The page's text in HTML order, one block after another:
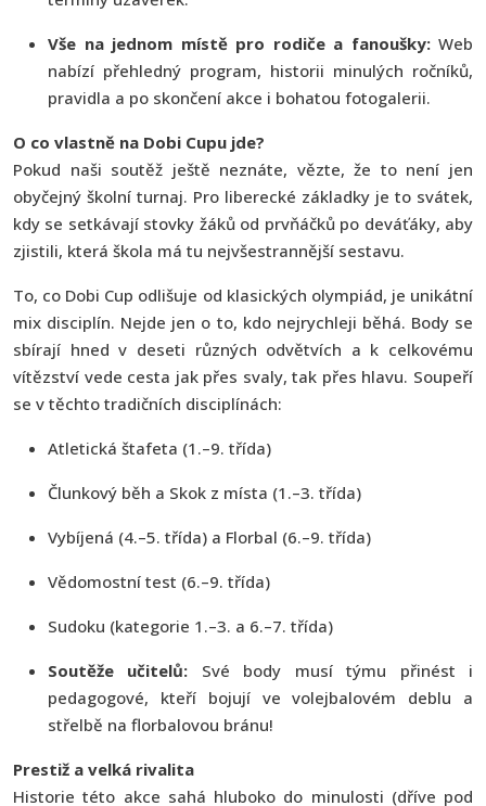
Vše na jednom místě pro rodiče a fanoušky:Web
nabízí přehledný program, historii minulých ročníků,
pravidla a po skončení akce i bohatou fotogalerii.
O co vlastně na Dobi Cupu jde?
Pokud naši soutěž ještě neznáte, vězte, že to není jen
obyčejný školní turnaj. Pro liberecké základky je to svátek,
kdy se setkávají stovky žáků od prvňáčků po deváťáky, aby
zjistili, která škola má tu nejvšestrannější sestavu.
To, co Dobi Cup odlišuje od klasických olympiád, je unikátní
mix disciplín. Nejde jen o to, kdo nejrychleji běhá. Body se
sbírají hned v deseti různých odvětvích a k celkovému
vítězství vede cesta jak přes svaly, tak přes hlavu. Soupeří
se v těchto tradičních disciplínách:
Atletická štafeta (1.–9. třída)
Člunkový běh a Skok z místa (1.–3. třída)
Vybíjená (4.–5. třída) a Florbal (6.–9. třída)
Vědomostní test (6.–9. třída)
Sudoku (kategorie 1.–3. a 6.–7. třída)
Soutěže učitelů: Své body musí týmu přinést i
pedagogové, kteří bojují ve volejbalovém deblu a
střelbě na florbalovou bránu!
Prestiž a velká rivalita
Historie této akce sahá hluboko do minulosti (dříve pod